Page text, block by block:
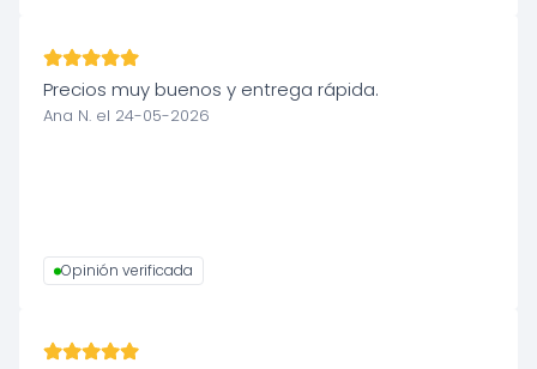
Precios muy buenos y entrega rápida.
Ana N. el 24-05-2026
Opinión verificada